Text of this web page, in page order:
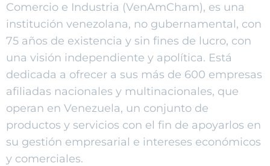
Comercio e Industria (VenAmCham), es una
institución venezolana, no gubernamental, con
75 años de existencia y sin fines de lucro, con
una visión independiente y apolítica. Está
dedicada a ofrecer a sus más de 600 empresas
afiliadas nacionales y multinacionales, que
operan en Venezuela, un conjunto de
productos y servicios con el fin de apoyarlos en
su gestión empresarial e intereses económicos
y comerciales.